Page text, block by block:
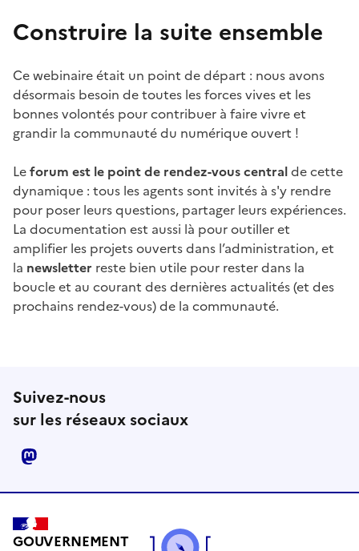
Construire la suite ensemble
Ce webinaire était un point de départ : nous avons
désormais besoin de toutes les forces vives et les
bonnes volontés pour contribuer à faire vivre et
grandir la communauté du numérique ouvert !
Leforum est le point de rendez-vous centralde cette
dynamique : tous les agents sont invités à s'y rendre
pour poser leurs questions, partager leurs expériences.
La documentation est aussi là pour outiller et
amplifier les projets ouverts dans l’administration, et
la newsletter reste bien utile pour rester dans la
boucle et au courant des dernières actualités (et des
prochains rendez-vous) de la communauté.
Suivez-nous
sur les réseaux sociaux
GOUVERNEMENT